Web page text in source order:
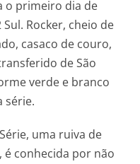
o primeiro dia de
Rocker, cheio de
casaco de couro,
de São
verde e branco
série.
uma ruiva de
é conhecida por não